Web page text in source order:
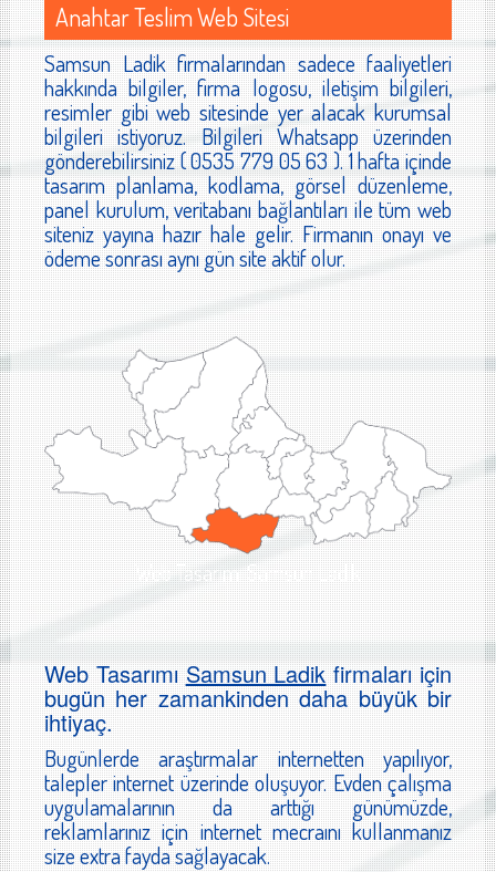
Anahtar Teslim Web Sitesi
Samsun Ladik firmalarından sadece faaliyetleri
hakkında bilgiler, firma logosu, iletişim bilgileri,
resimler gibi web sitesinde yer alacak kurumsal
bilgileri istiyoruz. Bilgileri Whatsapp üzerinden
gönderebilirsiniz ( 0535 779 05 63 ). 1 hafta içinde
tasarım planlama, kodlama, görsel düzenleme,
panel kurulum, veritabanı bağlantıları ile tüm web
siteniz yayına hazır hale gelir. Firmanın onayı ve
ödeme sonrası aynı gün site aktif olur.
Web Tasarımı Samsun Ladik
Web TasarımıSamsun Ladikfirmaları için
bugün her zamankinden daha büyük bir
ihtiyaç.
Bugünlerde araştırmalar internetten yapılıyor,
talepler internet üzerinde oluşuyor. Evden çalışma
uygulamalarının da arttığı günümüzde,
reklamlarınız için internet mecraını kullanmanız
size extra fayda sağlayacak.